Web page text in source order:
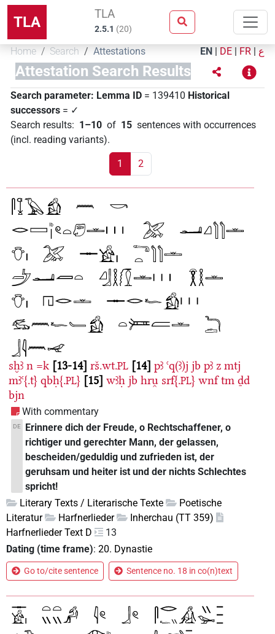
TLA TLA
2.5.1 (20)
Home Search Attestations EN | DE | FR | ع
Attestation Search Results
Search parameter: Lemma ID = 139410 Historical
successors = ✓
Search results: 1–10 of 15 sentences with occurrences
(incl. reading variants).
1 2
sḫꜣ n =k 13-14 rš.wt.PL 14 pꜣ ꜥq(ꜣ)j jb pꜣ z mtj
mꜣꜥ{.t} qbḥ{.PL} 15 wꜣḥ jb hru̯ srf{.PL} wnf tm ḏd
bjn
With commentary
DE
Erinnere dich der Freude, o Rechtschaffener, o
richtiger und gerechter Mann, der gelassen,
bescheiden/geduldig und zufrieden ist, der
geruhsam und heiter ist und der nichts Schlechtes
spricht!
Literary Texts / Literarische Texte
Poetische
Literatur
Harfnerlieder
Inherchau (TT 359)
Harfnerlieder Text D
13
Dating (time frame): 20. Dynastie
Go to/cite sentence Sentence no. 18 in co(n)text